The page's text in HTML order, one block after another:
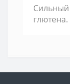
Сильный
глютена.